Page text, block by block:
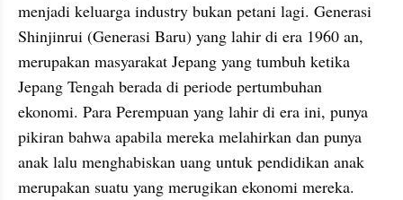
menjadi keluarga industry bukan petani lagi. Generasi
Shinjinrui (Generasi Baru) yang lahir di era 1960 an,
merupakan masyarakat Jepang yang tumbuh ketika
Jepang Tengah berada di periode pertumbuhan
ekonomi. Para Perempuan yang lahir di era ini, punya
pikiran bahwa apabila mereka melahirkan dan punya
anak lalu menghabiskan uang untuk pendidikan anak
merupakan suatu yang merugikan ekonomi mereka.